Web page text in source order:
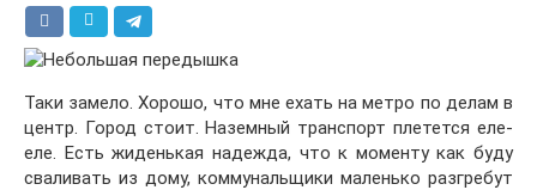
Таки замело. Хорошо, что мне ехать на метро по делам в
центр. Город стоит. Наземный транспорт плетется еле-
еле. Есть жиденькая надежда, что к моменту как буду
сваливать из дому, коммунальщики маленько разгребут